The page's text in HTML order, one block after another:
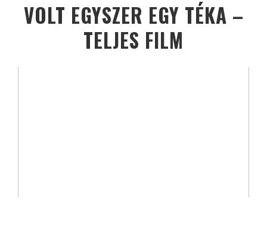
VOLT EGYSZER EGY TÉKA –
TELJES FILM